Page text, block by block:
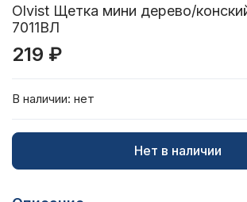
Olvist Щетка мини дерево/
7011ВЛ
219 ₽
В наличии: нет
Нет в наличии